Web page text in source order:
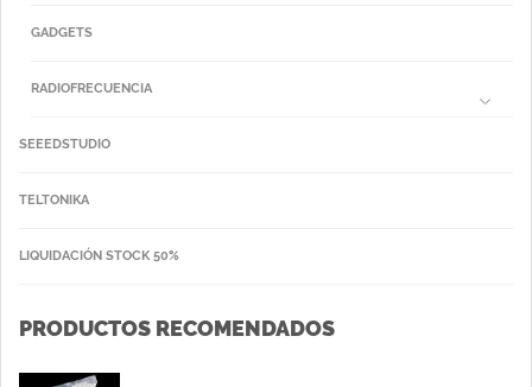
GADGETS
RADIOFRECUENCIA
SEEEDSTUDIO
TELTONIKA
LIQUIDACIÓN STOCK 50%
PRODUCTOS RECOMENDADOS